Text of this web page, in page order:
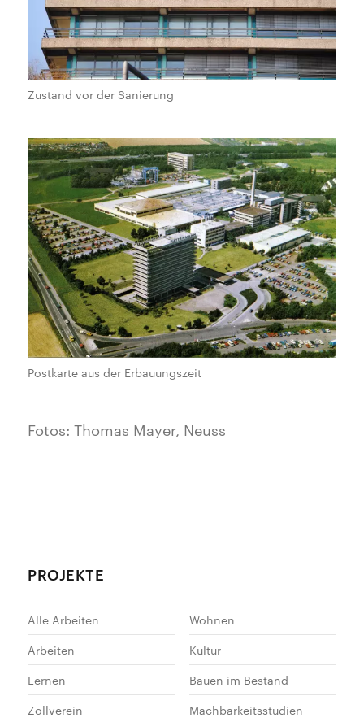
Zustand vor der Sanierung
Postkarte aus der Erbauungszeit
Fotos: Thomas Mayer, Neuss
PROJEKTE
Alle Arbeiten
Wohnen
Arbeiten
Kultur
Lernen
Bauen im Bestand
Zollverein
Machbarkeitsstudien